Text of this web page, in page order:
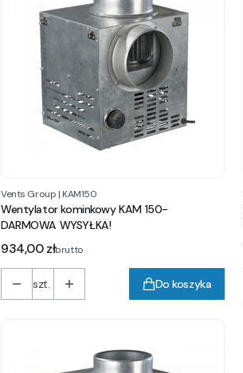
Vents Group | KAM150
Wentylator kominkowy KAM 150-
DARMOWA WYSYŁKA!
Cena
934,00 złbrutto
szt. Do koszyka